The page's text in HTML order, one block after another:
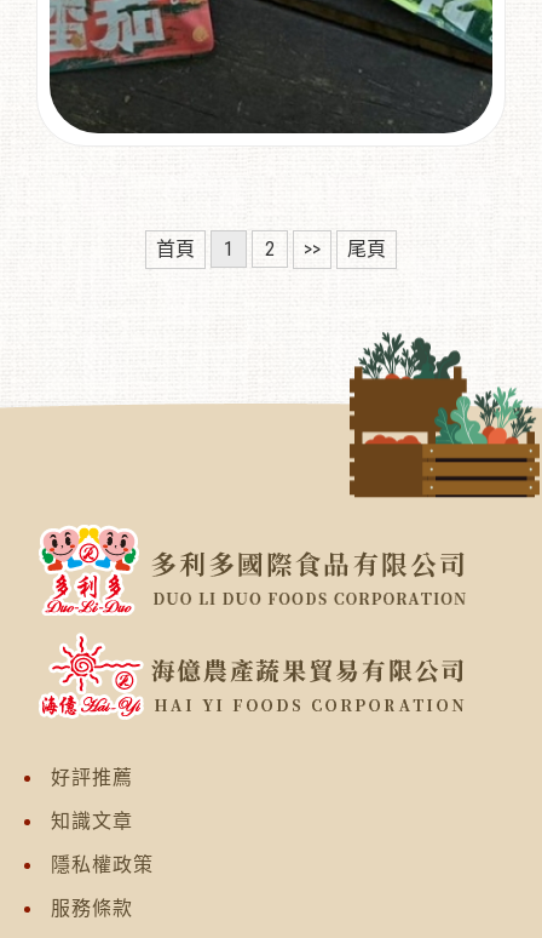
首頁 1 2 >> 尾頁
好評推薦
知識文章
隱私權政策
服務條款